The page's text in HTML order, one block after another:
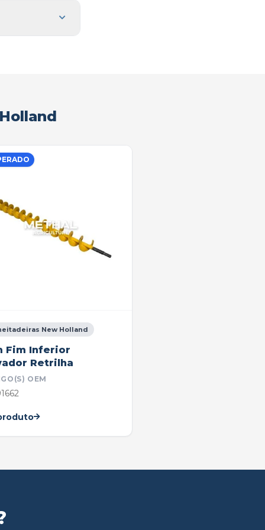
New Holland
Fim Inferior
Retrilha
OEM